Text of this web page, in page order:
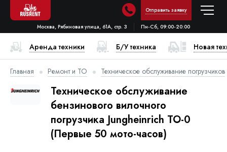
Отправить заявку
Москва, Рябиновая улица, 61А, стр. 3 Пн-Сб, 09:00-20:00
Аренда техники Б/У техника Новая
Главная Ремонт и ТО Техническое обслуживание погрузчиков
Техническое обслуживание
бензинового вилочного
погрузчика Jungheinrich ТО-0
(Первые 50 мото-часов)